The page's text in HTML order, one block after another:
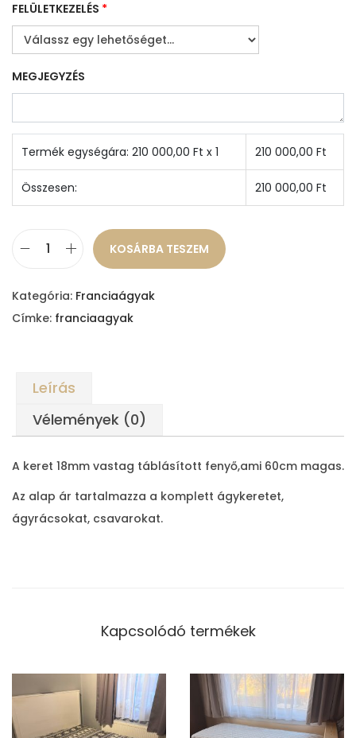
FELÜLETKEZELÉS *
MEGJEGYZÉS
Termék egységára: 210 000,00 Ft x 1 210 000,00 Ft
Összesen: 210 000,00 Ft
n
i
a
n
c
á
g
KOSÁRBA TESZEM
Kategória: Franciaágyak
Címke: franciaagyak
Leírás
Vélemények (0)
A keret 18mm vastag táblásított fenyő,ami 60cm magas.
Az alap ár tartalmazza a komplett ágykeretet,
ágyrácsokat, csavarokat.
Kapcsolódó termékek